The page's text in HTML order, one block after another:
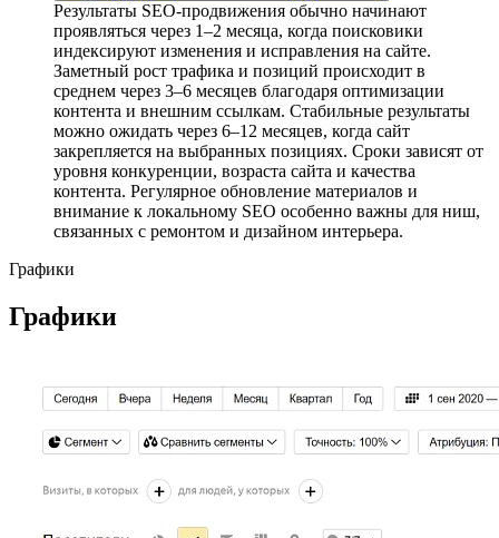
Результаты SEO-продвижения обычно начинают
проявляться через 1–2 месяца, когда поисковики
индексируют изменения и исправления на сайте.
Заметный рост трафика и позиций происходит в
среднем через 3–6 месяцев благодаря оптимизации
контента и внешним ссылкам. Стабильные результаты
можно ожидать через 6–12 месяцев, когда сайт
закрепляется на выбранных позициях. Сроки зависят от
уровня конкуренции, возраста сайта и качества
контента. Регулярное обновление материалов и
внимание к локальному SEO особенно важны для ниш,
связанных с ремонтом и дизайном интерьера.
Графики
Графики